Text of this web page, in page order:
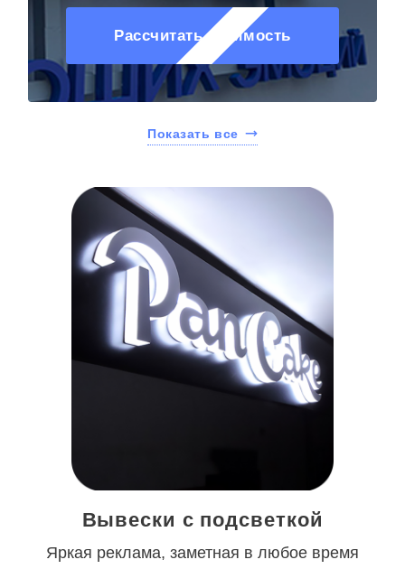
Рассчитать стоимость
Показать все
Вывески с подсветкой
Яркая реклама, заметная в любое время